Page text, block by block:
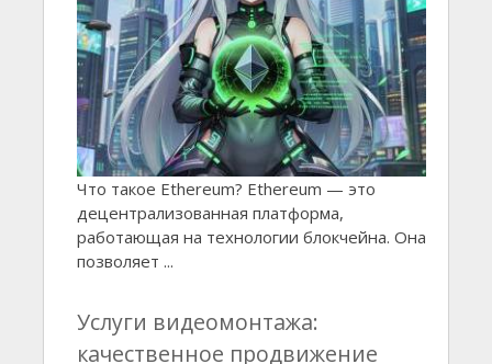
Что такое Ethereum? Ethereum — это
децентрализованная платформа,
работающая на технологии блокчейна. Она
позволяет ...
Услуги видеомонтажа:
качественное продвижение